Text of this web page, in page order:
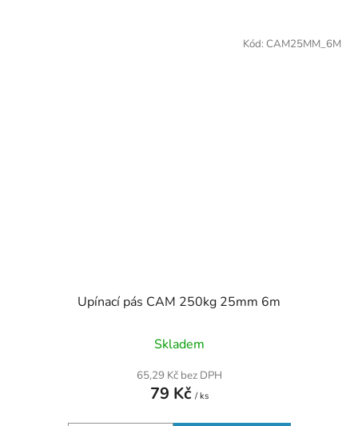
Upínací pás CAM 250kg 25mm 6m
Skladem
65,29 Kč bez DPH
79 Kč / ks
Kód: CAM25MM_6M